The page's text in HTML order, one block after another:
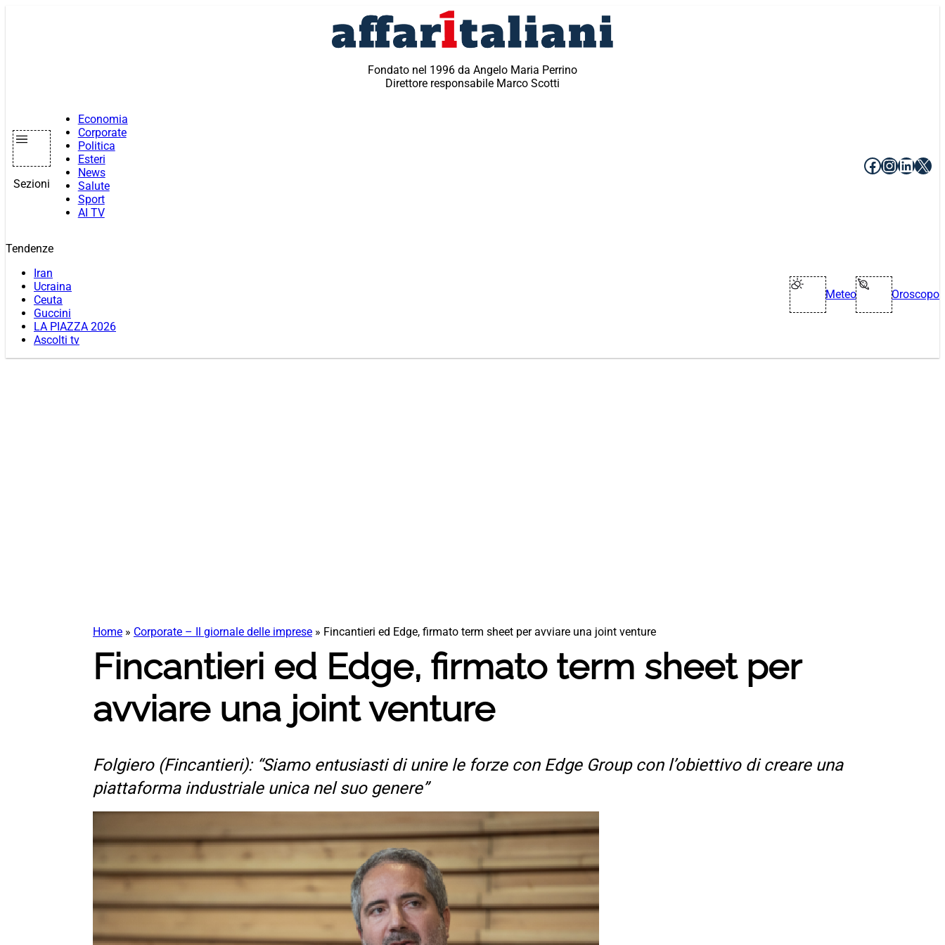
Fondato nel 1996 da Angelo Maria Perrino
Direttore responsabile Marco Scotti
Sezioni
Economia
Corporate
Politica
Esteri
News
Salute
Sport
AI TV
Facebook
X
Tendenze
Iran
Ucraina
Ceuta
Guccini
LA PIAZZA 2026
Ascolti tv
Meteo Oroscopo
Home » Corporate – Il giornale delle imprese » Fincantieri ed Edge, firmato term sheet per avviare una joint venture
Fincantieri ed Edge, firmato term sheet per
avviare una joint venture
Folgiero (Fincantieri): “Siamo entusiasti di unire le forze con Edge Group con l’obiettivo di creare una
piattaforma industriale unica nel suo genere”